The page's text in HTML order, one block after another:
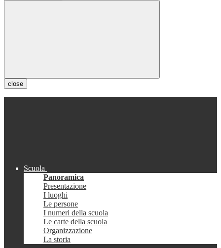
close
Scuola
Panoramica
Presentazione
I luoghi
Le persone
I numeri della scuola
Le carte della scuola
Organizzazione
La storia